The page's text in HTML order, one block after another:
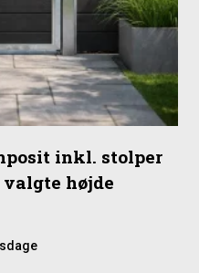
inkl. stolper
valgte højde